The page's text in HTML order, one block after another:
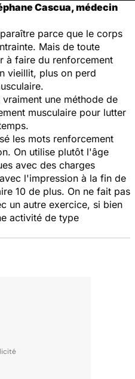
Cascua, médecin
parce que le corps
Mais de toute
à faire du renforcement
vieillit, plus on perd
une méthode de
musculaire pour lutter
les mots renforcement
. On utilise plutôt l'âge
avec des charges
l'impression à la fin de
10 de plus. On ne fait pas
un autre exercice, si bien
activité de type